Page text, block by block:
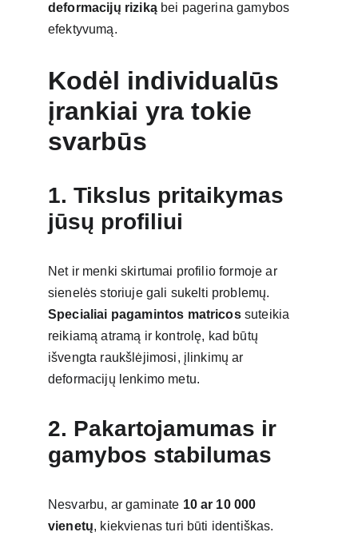
deformacijų riziką bei pagerina gamybos
efektyvumą.
Kodėl individualūs
įrankiai yra tokie
svarbūs
1. Tikslus pritaikymas
jūsų profiliui
Net ir menki skirtumai profilio formoje ar
sienelės storiuje gali sukelti problemų.
Specialiai pagamintos matricos suteikia
reikiamą atramą ir kontrolę, kad būtų
išvengta raukšlėjimosi, įlinkimų ar
deformacijų lenkimo metu.
2. Pakartojamumas ir
gamybos stabilumas
Nesvarbu, ar gaminate 10 ar 10 000
vienetų, kiekvienas turi būti identiškas.